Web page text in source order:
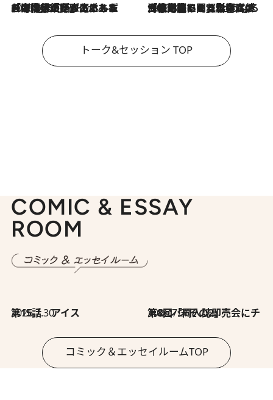
2026.8.3
「今後値上げがあるとすれば…」「リスクがあるのは今年の冬」エネルギー専門家が語る、ホルムズ海峡封鎖が家庭にもたらす“ある心配” 2026.8.3
「住宅建てられない…」「サーチャージ料の高値が続いている」ホルムズ海峡封鎖による影響はいつまで続く？《エネルギー専門家に聞く“どうなる日本の暮らし”》
トーク&セッション TOP
COMIC & ESSAY
ROOM
2026.7.30
第15話 アイス 2026.7.30
第8回「同人誌即売会にチャレンジ その2」
コミック＆エッセイルームTOP